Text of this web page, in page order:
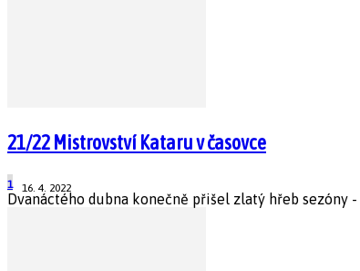
21/22 Mistrovství Kataru v časovce
16. 4. 2022
1
Dvanáctého dubna konečně přišel zlatý hřeb sezóny